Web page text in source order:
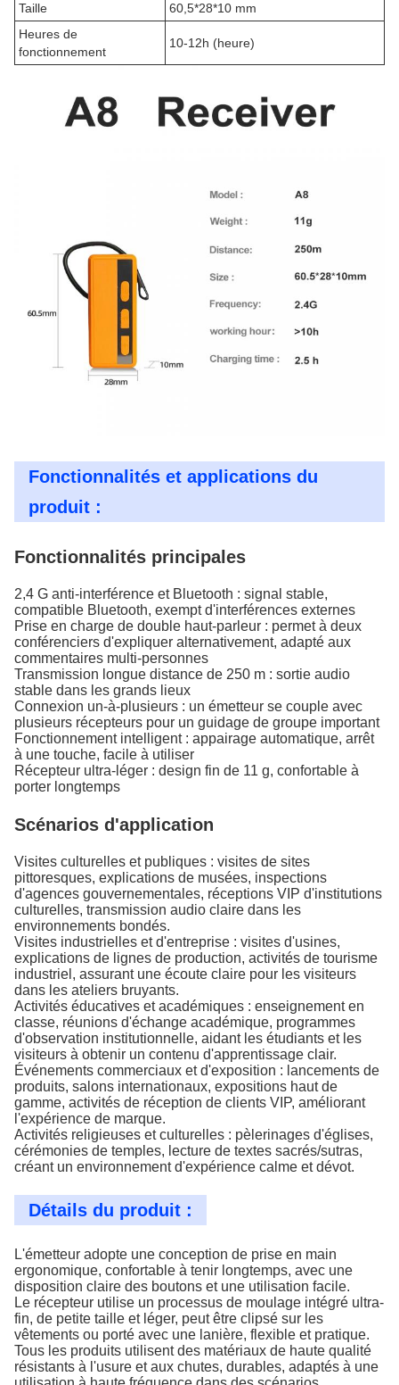
Taille
60,5*28*10 mm
Heures de
fonctionnement
10-12h (heure)
Fonctionnalités et applications du
produit :
Fonctionnalités principales
2,4 G anti-interférence et Bluetooth : signal stable,
compatible Bluetooth, exempt d'interférences externes
Prise en charge de double haut-parleur : permet à deux
conférenciers d'expliquer alternativement, adapté aux
commentaires multi-personnes
Transmission longue distance de 250 m : sortie audio
stable dans les grands lieux
Connexion un-à-plusieurs : un émetteur se couple avec
plusieurs récepteurs pour un guidage de groupe important
Fonctionnement intelligent : appairage automatique, arrêt
à une touche, facile à utiliser
Récepteur ultra-léger : design fin de 11 g, confortable à
porter longtemps
Scénarios d'application
Visites culturelles et publiques : visites de sites
pittoresques, explications de musées, inspections
d'agences gouvernementales, réceptions VIP d'institutions
culturelles, transmission audio claire dans les
environnements bondés.
Visites industrielles et d'entreprise : visites d'usines,
explications de lignes de production, activités de tourisme
industriel, assurant une écoute claire pour les visiteurs
dans les ateliers bruyants.
Activités éducatives et académiques : enseignement en
classe, réunions d'échange académique, programmes
d'observation institutionnelle, aidant les étudiants et les
visiteurs à obtenir un contenu d'apprentissage clair.
Événements commerciaux et d'exposition : lancements de
produits, salons internationaux, expositions haut de
gamme, activités de réception de clients VIP, améliorant
l'expérience de marque.
Activités religieuses et culturelles : pèlerinages d'églises,
cérémonies de temples, lecture de textes sacrés/sutras,
créant un environnement d'expérience calme et dévot.
Détails du produit :
L'émetteur adopte une conception de prise en main
ergonomique, confortable à tenir longtemps, avec une
disposition claire des boutons et une utilisation facile.
Le récepteur utilise un processus de moulage intégré ultra-
fin, de petite taille et léger, peut être clipsé sur les
vêtements ou porté avec une lanière, flexible et pratique.
Tous les produits utilisent des matériaux de haute qualité
résistants à l'usure et aux chutes, durables, adaptés à une